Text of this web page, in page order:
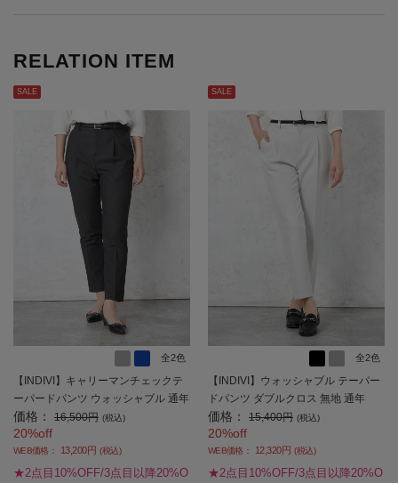
RELATION ITEM
SALE
全2色
【INDIVI】キャリーマンチェックテ
ーパードパンツ ウォッシャブル 通年
【レディース】
価格： 16,500円 (税込)
20%off
WEB価格： 13,200円 (税込)
★2点目10%OFF/3点目以降20%O
SALE
全2色
【INDIVI】ウォッシャブル テーパー
ドパンツ ダブルクロス 無地 通年
【レディース】
価格： 15,400円 (税込)
20%off
WEB価格： 12,320円 (税込)
★2点目10%OFF/3点目以降20%O